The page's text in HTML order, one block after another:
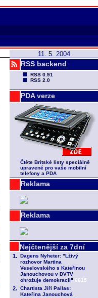
11. 5. 2004
RSS backend
RSS 0.91
RSS 2.0
PDA verze
Čtěte Britské listy speciálně
upravené pro vaše mobilní
telefony a PDA
Reklama
Reklama